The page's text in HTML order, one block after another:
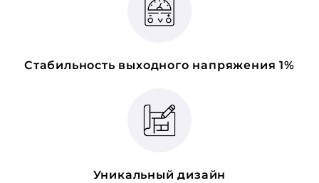
Стабильность выходного напряжения 1%
Уникальный дизайн